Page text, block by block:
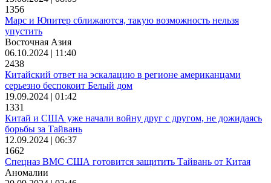
1356
Марс и Юпитер сближаются, такую возможность нельзя
упустить
Восточная Азия
06.10.2024 | 11:40
2438
Китайский ответ на эскалацию в регионе американцами
серьезно беспокоит Белый дом
19.09.2024 | 01:42
1331
Китай и США уже начали войну друг с другом, не дожидаясь
борьбы за Тайвань
12.09.2024 | 06:37
1662
Спецназ ВМС США готовится защитить Тайвань от Китая
Аномалии